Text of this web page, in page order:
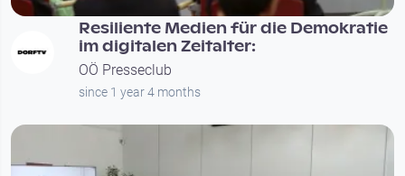
Resiliente Medien für die Demokratie
im digitalen Zeitalter:
OÖ Presseclub
since 1 year 4 months